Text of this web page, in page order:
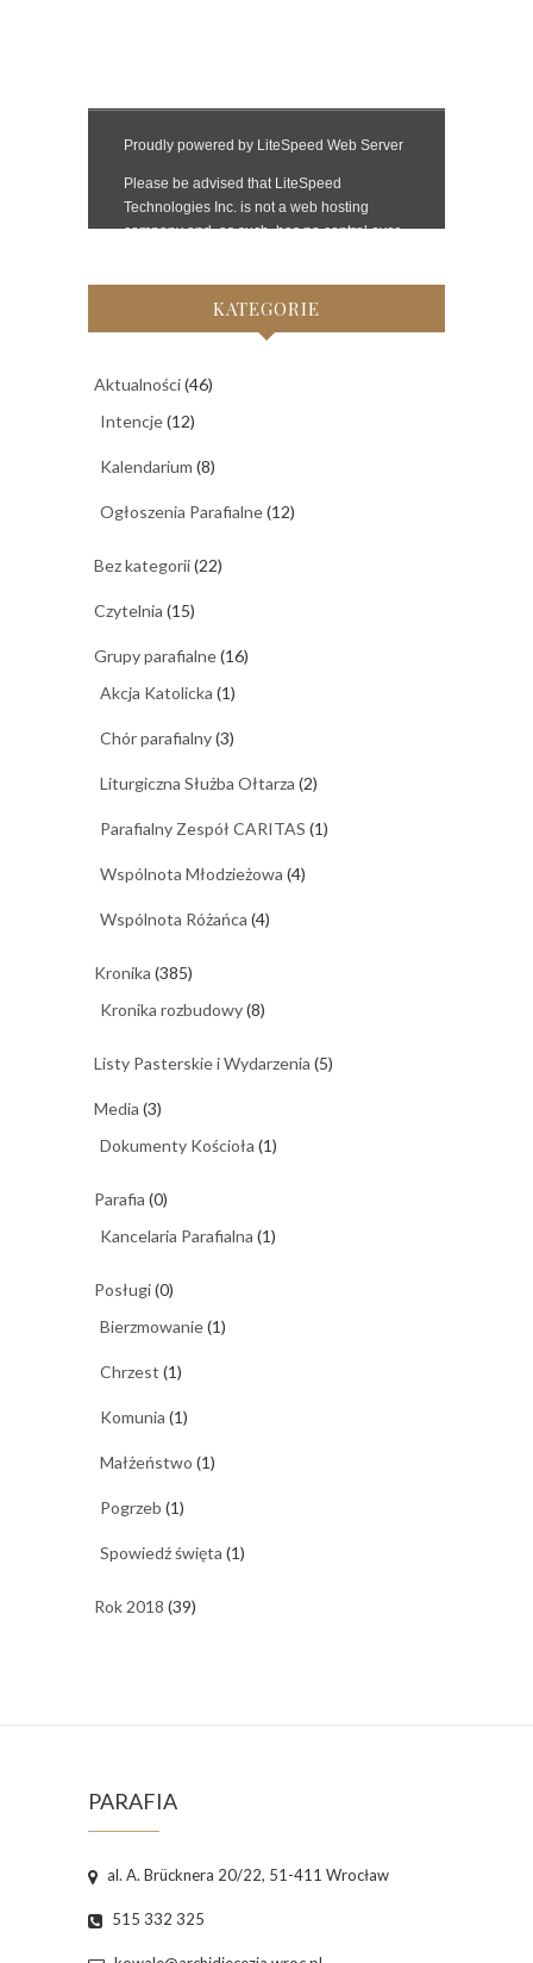
KATEGORIE
Aktualności(46)
Intencje(12)
Kalendarium (8)
Ogłoszenia Parafialne(12)
Bez kategorii(22)
Czytelnia (15)
Grupy parafialne(16)
Akcja Katolicka (1)
Chór parafialny(3)
Liturgiczna Służba Ołtarza (2)
Parafialny Zespół CARITAS (1)
Wspólnota Młodzieżowa (4)
Wspólnota Różańca (4)
Kronika (385)
Kronika rozbudowy(8)
Listy Pasterskie i Wydarzenia (5)
Media (3)
Dokumenty Kościoła (1)
Parafia (0)
Kancelaria Parafialna (1)
Posługi(0)
Bierzmowanie(1)
Chrzest (1)
Komunia (1)
Małżeństwo (1)
Pogrzeb (1)
Spowiedź święta (1)
Rok 2018 (39)
PARAFIA
al. A. Brücknera 20/22, 51-411 Wrocław
515 332 325